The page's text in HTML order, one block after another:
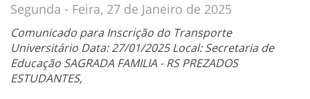
Segunda - Feira, 27 de Janeiro de 2025
Comunicado para Inscrição do Transporte
Universitário Data: 27/01/2025 Local: Secretaria de
Educação SAGRADA FAMILIA - RS PREZADOS
ESTUDANTES,